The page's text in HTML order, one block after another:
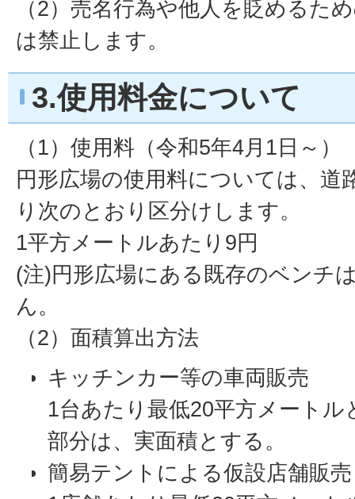
（2）売名行為や他人を貶めるた
は禁止します。
3.使用料金について
（1）使用料（令和5年4月1日～）
円形広場の使用料については、道
り次のとおり区分けします。
1平方メートルあたり9円
(注)円形広場にある既存のベンチ
ん。
（2）面積算出方法
キッチンカー等の車両販売
1台あたり最低20平方メート
部分は、実面積とする。
簡易テントによる仮設店舗販売